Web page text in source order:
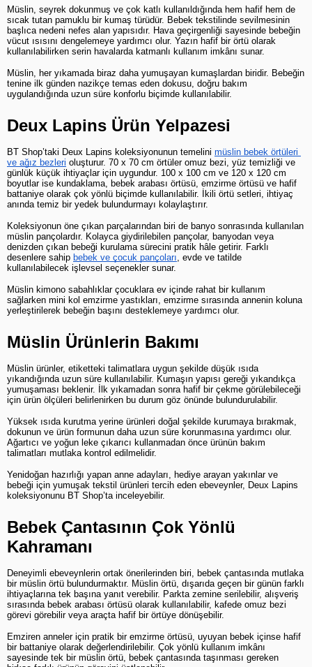
Müslin, seyrek dokunmuş ve çok katlı kullanıldığında hem hafif hem de
sıcak tutan pamuklu bir kumaş türüdür. Bebek tekstilinde sevilmesinin
başlıca nedeni nefes alan yapısıdır. Hava geçirgenliği sayesinde bebeğin
vücut ısısını dengelemeye yardımcı olur. Yazın hafif bir örtü olarak
kullanılabilirken serin havalarda katmanlı kullanım imkânı sunar.
Müslin, her yıkamada biraz daha yumuşayan kumaşlardan biridir. Bebeğin
tenine ilk günden nazikçe temas eden dokusu, doğru bakım
uygulandığında uzun süre konforlu biçimde kullanılabilir.
Deux Lapins Ürün Yelpazesi
BT Shop’taki Deux Lapins koleksiyonunun temelini müslin bebek örtüleri
ve ağız bezleri oluşturur. 70 x 70 cm örtüler omuz bezi, yüz temizliği ve
günlük küçük ihtiyaçlar için uygundur. 100 x 100 cm ve 120 x 120 cm
boyutlar ise kundaklama, bebek arabası örtüsü, emzirme örtüsü ve hafif
battaniye olarak çok yönlü biçimde kullanılabilir. İkili örtü setleri, ihtiyaç
anında temiz bir yedek bulundurmayı kolaylaştırır.
Koleksiyonun öne çıkan parçalarından biri de banyo sonrasında kullanılan
müslin pançolardır. Kolayca giydirilebilen pançolar, banyodan veya
denizden çıkan bebeği kurulama sürecini pratik hâle getirir. Farklı
desenlere sahip bebek ve çocuk pançoları, evde ve tatilde
kullanılabilecek işlevsel seçenekler sunar.
Müslin kimono sabahlıklar çocuklara ev içinde rahat bir kullanım
sağlarken mini kol emzirme yastıkları, emzirme sırasında annenin koluna
yerleştirilerek bebeğin başını desteklemeye yardımcı olur.
Müslin Ürünlerin Bakımı
Müslin ürünler, etiketteki talimatlara uygun şekilde düşük ısıda
yıkandığında uzun süre kullanılabilir. Kumaşın yapısı gereği yıkandıkça
yumuşaması beklenir. İlk yıkamadan sonra hafif bir çekme görülebileceği
için ürün ölçüleri belirlenirken bu durum göz önünde bulundurulabilir.
Yüksek ısıda kurutma yerine ürünleri doğal şekilde kurumaya bırakmak,
dokunun ve ürün formunun daha uzun süre korunmasına yardımcı olur.
Ağartıcı ve yoğun leke çıkarıcı kullanmadan önce ürünün bakım
talimatları mutlaka kontrol edilmelidir.
Yenidoğan hazırlığı yapan anne adayları, hediye arayan yakınlar ve
bebeği için yumuşak tekstil ürünleri tercih eden ebeveynler, Deux Lapins
koleksiyonunu BT Shop’ta inceleyebilir.
Bebek Çantasının Çok Yönlü
Kahramanı
Deneyimli ebeveynlerin ortak önerilerinden biri, bebek çantasında mutlaka
bir müslin örtü bulundurmaktır. Müslin örtü, dışarıda geçen bir günün farklı
ihtiyaçlarına tek başına yanıt verebilir. Parkta zemine serilebilir, alışveriş
sırasında bebek arabası örtüsü olarak kullanılabilir, kafede omuz bezi
görevi görebilir veya araçta hafif bir örtüye dönüşebilir.
Emziren anneler için pratik bir emzirme örtüsü, uyuyan bebek içinse hafif
bir battaniye olarak değerlendirilebilir. Çok yönlü kullanım imkânı
sayesinde tek bir müslin örtü, bebek çantasında taşınması gereken